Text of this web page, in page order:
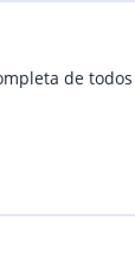
de